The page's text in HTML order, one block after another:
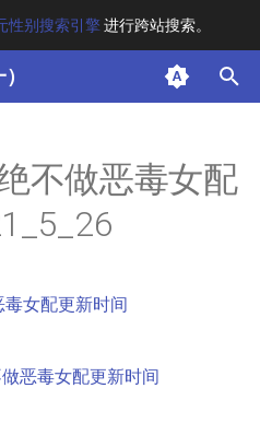
性别搜索引擎进行跨站搜索。
不做恶毒女配
女配更新时间
恶毒女配更新时间